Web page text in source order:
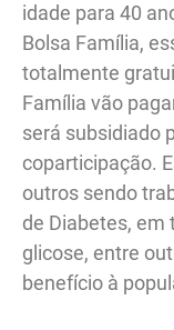
idade para 40
Bolsa Família,
totalmente
Família vão
será subsidiado
coparticipação.
outros sendo
de Diabetes, em
glicose, entre
benefício à